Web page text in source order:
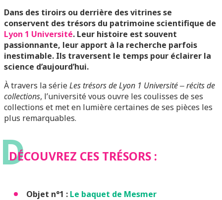
Dans des tiroirs ou derrière des vitrines se
conservent des trésors du patrimoine scientifique de
Lyon 1 Université. Leur histoire est souvent
passionnante, leur apport à la recherche parfois
inestimable. Ils traversent le temps pour éclairer la
science d’aujourd’hui.
À travers la sérieLes trésors de Lyon 1 Université ‒ récits de
collections, l’université vous ouvre les coulisses de ses
collections et met en lumière certaines de ses pièces les
plus remarquables.
D
DÉCOUVREZ CES TRÉSORS :
Objet n°1 : Le baquet de Mesmer